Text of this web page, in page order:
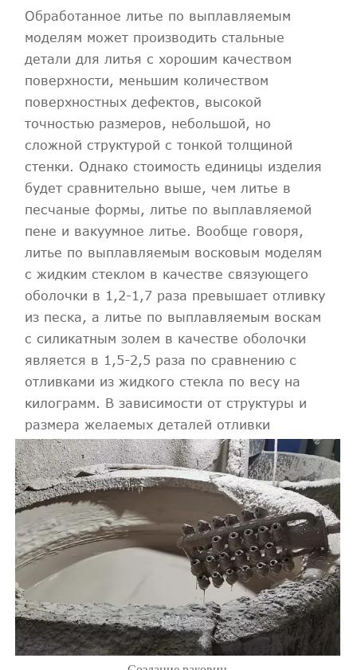
Обработанное литье по выплавляемым
моделям может производить стальные
детали для литья с хорошим качеством
поверхности, меньшим количеством
поверхностных дефектов, высокой
точностью размеров, небольшой, но
сложной структурой с тонкой толщиной
стенки. Однако стоимость единицы изделия
будет сравнительно выше, чем литье в
песчаные формы, литье по выплавляемой
пене и вакуумное литье. Вообще говоря,
литье по выплавляемым восковым моделям
с жидким стеклом в качестве связующего
оболочки в 1,2-1,7 раза превышает отливку
из песка, а литье по выплавляемым воскам
с силикатным золем в качестве оболочки
является в 1,5-2,5 раза по сравнению с
отливками из жидкого стекла по весу на
килограмм. В зависимости от структуры и
размера желаемых деталей отливки